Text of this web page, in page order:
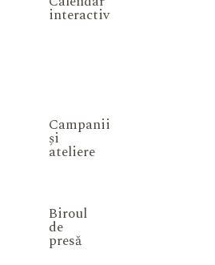
interactiv
Campanii
și
ateliere
Biroul
de
presă